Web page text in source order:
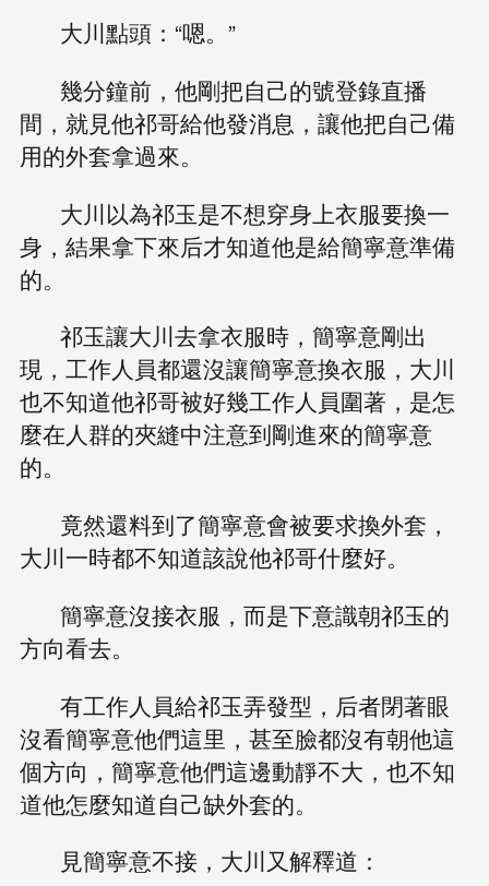
大川點頭：“嗯。”
幾分鐘前，他剛把自己的號登錄直播
間，就見他祁哥給他發消息，讓他把自己備
用的外套拿過來。
大川以為祁玉是不想穿身上衣服要換一
身，結果拿下來后才知道他是給簡寧意準備
的。
祁玉讓大川去拿衣服時，簡寧意剛出
現，工作人員都還沒讓簡寧意換衣服，大川
也不知道他祁哥被好幾工作人員圍著，是怎
麼在人群的夾縫中注意到剛進來的簡寧意
的。
竟然還料到了簡寧意會被要求換外套，
大川一時都不知道該說他祁哥什麼好。
簡寧意沒接衣服，而是下意識朝祁玉的
方向看去。
有工作人員給祁玉弄發型，后者閉著眼
沒看簡寧意他們這里，甚至臉都沒有朝他這
個方向，簡寧意他們這邊動靜不大，也不知
道他怎麼知道自己缺外套的。
見簡寧意不接，大川又解釋道：